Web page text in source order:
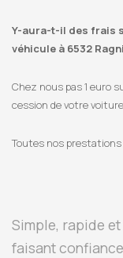
Y-aura-t-il des frais
véhicule à 6532
Chez nous pas 1 euro
cession de votre
Toutes nos
Simple, rapide
faisant